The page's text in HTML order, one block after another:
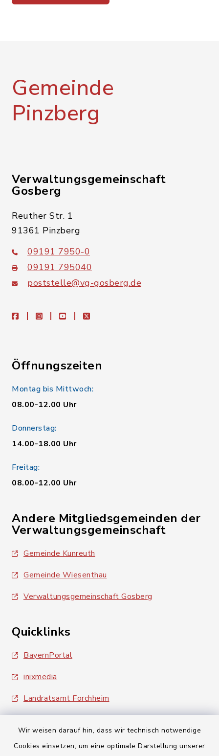
Wir weisen darauf hin, dass wir technisch notwendige
Cookies einsetzen, um eine optimale Darstellung unserer
Gemeinde
Pinzberg
Verwaltungsgemeinschaft
Gosberg
Reuther Str. 1
91361 Pinzberg
09191 7950-0
09191 795040
poststelle@vg-gosberg.de
facebookinstagramyoutubeX
Öffnungszeiten
Montag bis Mittwoch:
08.00-12.00 Uhr
Donnerstag:
14.00-18.00 Uhr
Freitag:
08.00-12.00 Uhr
Andere Mitgliedsgemeinden der
Verwaltungsgemeinschaft
Gemeinde Kunreuth
Gemeinde Wiesenthau
Verwaltungsgemeinschaft Gosberg
Quicklinks
BayernPortal
inixmedia
Landratsamt Forchheim